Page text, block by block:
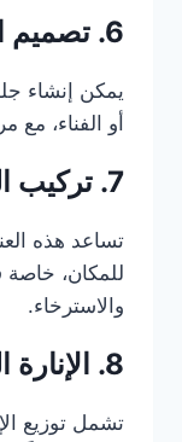
6. تصميم الجلسات الخارجية
يمكن إنشاء
أو الفناء، مع
7. تركيب البرجولات والمظلات
تساعد هذه
للمكان،
والاسترخاء.
8. الإنارة الخارجية
تشمل توزيع